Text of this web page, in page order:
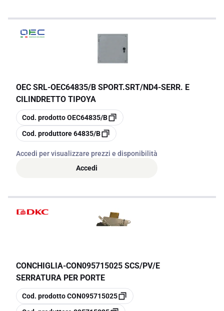
OEC SRL-OEC64835/B SPORT.SRT/ND4-SERR. E
CILINDRETTO TIPOYA
copia
Cod. prodottoOEC64835/B
copia
Cod. produttore64835/B
Accedi per visualizzare prezzi e disponibilità
Accedi
CONCHIGLIA-CON095715025 SCS/PV/E
SERRATURA PER PORTE
copia
Cod. prodottoCON095715025
copia